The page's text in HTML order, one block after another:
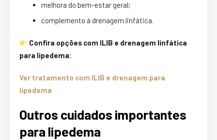
melhora do bem-estar geral;
complemento à drenagem linfática.
Confira opções com ILIB e drenagem linfática
para lipedema:
Ver tratamento com ILIB e drenagem para
lipedema
Outros cuidados importantes
para lipedema